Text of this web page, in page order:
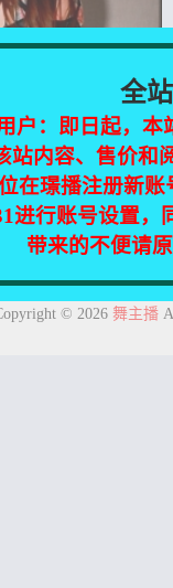
期【5V-5.66G】
 0  17
仅供个人欣赏交流，
© 2026 舞主播
全
户：即日起，本
站内容、售价和
在璟播注册新
进行账号设置
带来的不便请